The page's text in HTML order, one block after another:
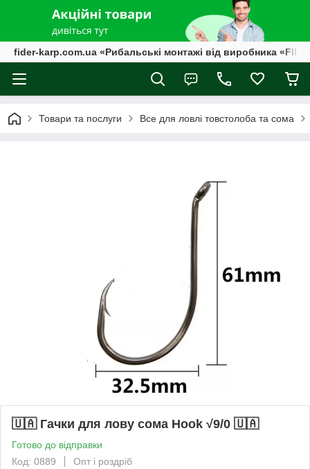
fider-karp.com.ua «Рибальські монтажі від виробника
Товари та послуги Все для ловлi товстолоба та сома
🇺🇦 Гачки для лову сома Hook √9/0 🇺🇦
Готово до відправки
Код: 0889
Опт і роздріб